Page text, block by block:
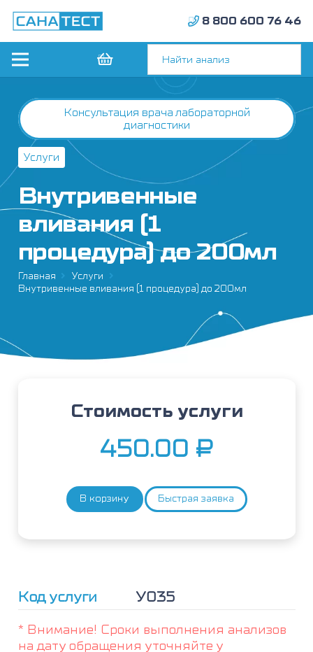
8 800 600 76 46
Консультация врача лабораторной
диагностики
Услуги
Внутривенные
вливания (1
процедура) до 200мл
Главная
Услуги
Внутривенные вливания (1 процедура) до 200мл
Код услуги У035
* Внимание! Сроки выполнения анализов
на дату обращения уточняйте у
Стоимость услуги
450.00 ₽
Количество
200мл
В корзину Быстрая заявка